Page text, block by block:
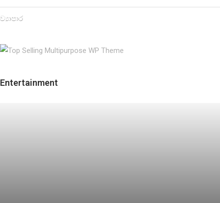
ව්‍යාපාර
Entertainment